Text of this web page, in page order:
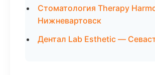
Стоматология Therapy
Нижневартовск
Дентал Lab Esthetic —